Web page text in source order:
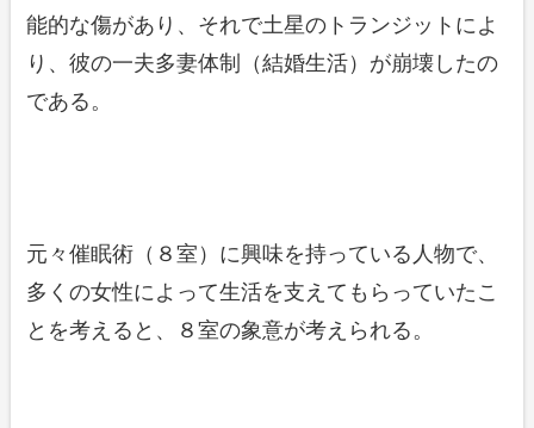
能的な傷があり、それで土星のトランジットによ
り、彼の一夫多妻体制（結婚生活）が崩壊したの
である。
元々催眠術（８室）に興味を持っている人物で、
多くの女性によって生活を支えてもらっていたこ
とを考えると、８室の象意が考えられる。